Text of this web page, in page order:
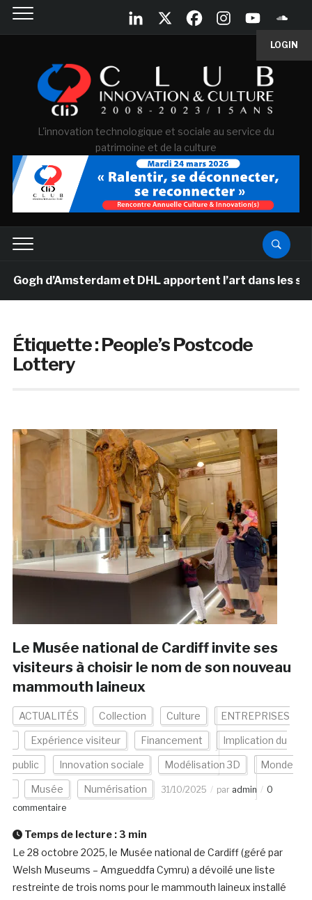
LOGIN
L'innovation technologique et sociale au service du
patrimoine et de la culture
d’Amsterdam et DHL apportent l’art dans les
Étiquette :People’s Postcode
Lottery
Le Musée national de Cardiff invite ses
visiteurs à choisir le nom de son nouveau
mammouth laineux
ACTUALITÉS Collection Culture ENTREPRISES
Expérience visiteur Financement Implication du
public Innovation sociale Modélisation 3D Monde
Musée Numérisation 31/10/2025 par admin
0
commentaire
Temps de lecture : 3 min
Le 28 octobre 2025, le Musée national de Cardiff (géré par
Welsh Museums – Amgueddfa Cymru) a dévoilé une liste
restreinte de trois noms pour le mammouth laineux installé